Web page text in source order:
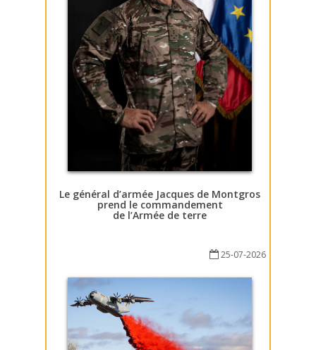
Le général d’armée Jacques de Montgros
prend le commandement
de l’Armée de terre
25-07-2026